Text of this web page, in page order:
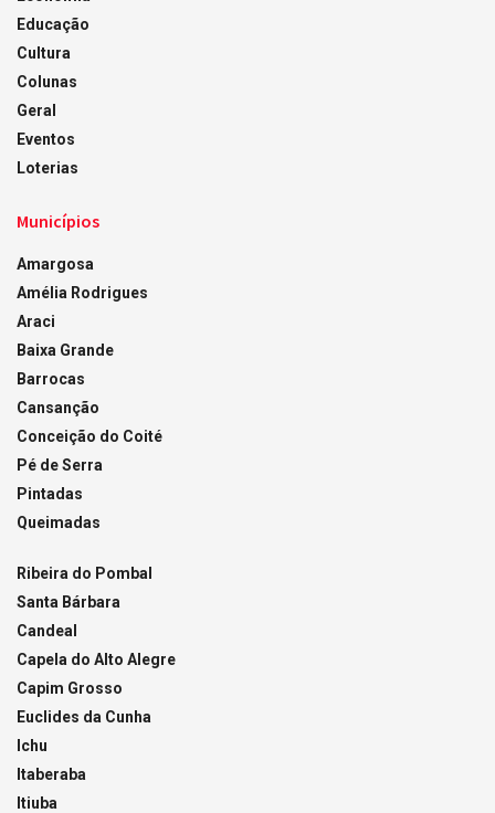
Educação
Cultura
Colunas
Geral
Eventos
Loterias
Municípios
Amargosa
Amélia Rodrigues
Araci
Baixa Grande
Barrocas
Cansanção
Conceição do Coité
Pé de Serra
Pintadas
Queimadas
Ribeira do Pombal
Santa Bárbara
Candeal
Capela do Alto Alegre
Capim Grosso
Euclides da Cunha
Ichu
Itaberaba
Itiuba